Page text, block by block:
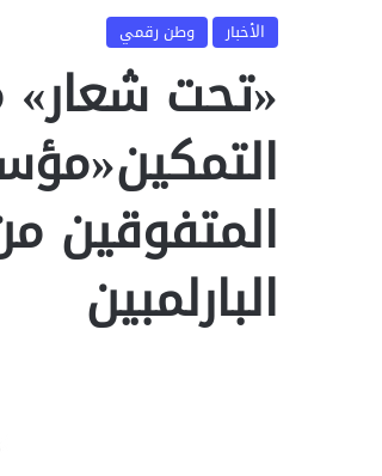
الأخبار
وطن رقمي
«تحت
المتفوقين
البارلمبين